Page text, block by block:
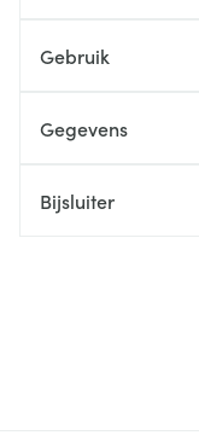
Gebruik
Gegevens
Bijsluiter